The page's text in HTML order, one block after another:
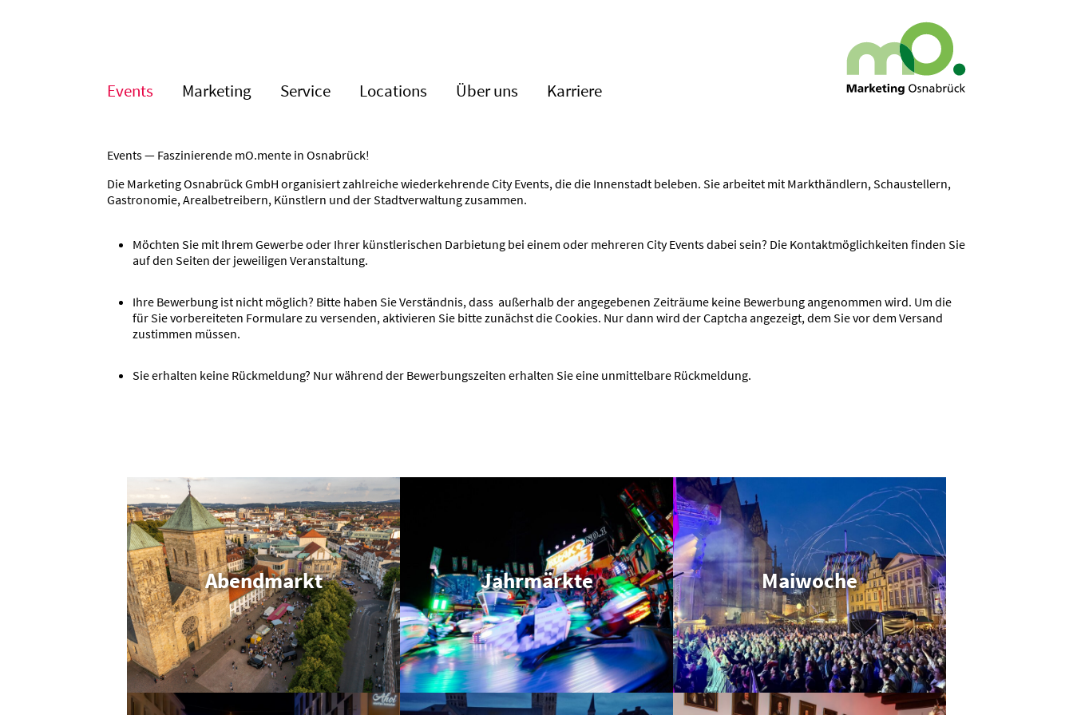
Events Marketing Service Locations Über uns Karriere
Events — Faszi­nie­rende mO.mente in Osnabrück!
Die Marketing Osnabrück GmbH organi­siert zahlreiche wieder­keh­rende City Events, die die Innen­stadt beleben. Sie arbeitet mit Markt­händlern, Schau­stellern,
Gastro­nomie, Areal­be­treibern, Künstlern und der Stadt­ver­waltung zusammen.
Möchten Sie mit Ihrem Gewerbe oder Ihrer künst­le­ri­schen Darbietung bei einem oder mehreren City Events dabei sein? Die Kontakt­mög­lich­keiten finden Sie
auf den Seiten der jewei­ligen Veran­staltung.
Ihre Bewerbung ist nicht möglich? Bitte haben Sie Verständnis, dass außerhalb der angege­benen Zeiträume keine Bewerbung angenommen wird. Um die
für Sie vorbe­rei­teten Formulare zu versenden, aktivieren Sie bitte zunächst die Cookies. Nur dann wird der Captcha angezeigt, dem Sie vor dem Versand
zustimmen müssen.
Sie erhalten keine Rückmeldung? Nur während der Bewer­bungs­zeiten erhalten Sie eine unmit­telbare Rückmeldung.
Abend­markt Jahrmärkte Maiwoche